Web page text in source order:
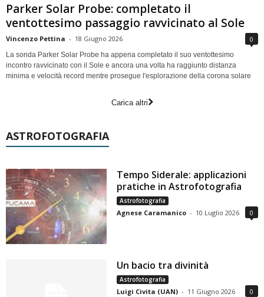
Parker Solar Probe: completato il
ventottesimo passaggio ravvicinato al Sole
Vincenzo Pettina - 18 Giugno 2026 0
La sonda Parker Solar Probe ha appena completato il suo ventottesimo
incontro ravvicinato con il Sole e ancora una volta ha raggiunto distanza
minima e velocità record mentre prosegue l'esplorazione della corona solare
Carica altri
ASTROFOTOGRAFIA
Tempo Siderale: applicazioni
pratiche in Astrofotografia
Astrofotografia
Agnese Caramanico - 10 Luglio 2026 0
Un bacio tra divinità
Astrofotografia
Luigi Civita (UAN) - 11 Giugno 2026 0